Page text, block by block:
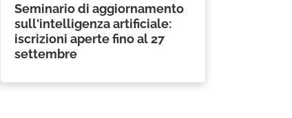
Seminario di aggiornamento
sull'intelligenza artificiale:
iscrizioni aperte fino al 27
settembre